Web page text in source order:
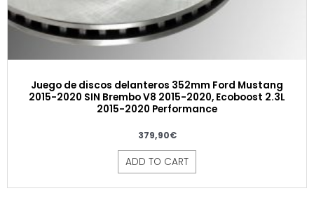
Juego de discos delanteros 352mm Ford Mustang
2015-2020 SIN Brembo V8 2015-2020, Ecoboost 2.3L
2015-2020 Performance
379,90€
ADD TO CART